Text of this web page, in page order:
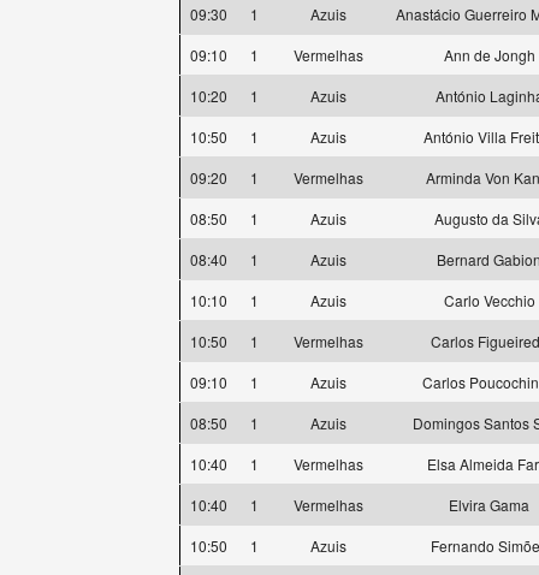
09:30
1 Azuis
Anastácio Guerreiro
09:10
1 Vermelhas
Ann de Jongh
10:20
1 Azuis
António
10:50
1 Azuis
António Villa
09:20
1 Vermelhas
Arminda Von
08:50
1 Azuis
Augusto da
08:40
1 Azuis
Bernard
10:10
1 Azuis
Carlo Vecchio
10:50
1 Vermelhas
Carlos
09:10
1 Azuis
Carlos
08:50
1 Azuis
Domingos Santos
10:40
1 Vermelhas
Elsa Almeida
10:40
1 Vermelhas
Elvira Gama
10:50
1 Azuis
Fernando